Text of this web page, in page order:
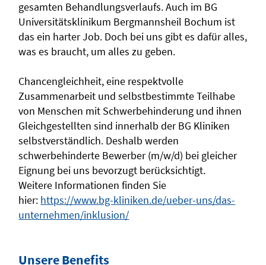
gesamten Behandlungsverlaufs. Auch im BG
Universitätsklinikum Bergmannsheil Bochum ist
das ein harter Job. Doch bei uns gibt es dafür alles,
was es braucht, um alles zu geben.
Chancengleichheit, eine respektvolle
Zusammenarbeit und selbstbestimmte Teilhabe
von Menschen mit Schwerbehinderung und ihnen
Gleichgestellten sind innerhalb der BG Kliniken
selbstverständlich. Deshalb werden
schwerbehinderte Bewerber (m/w/d) bei gleicher
Eignung bei uns bevorzugt berücksichtigt.
Weitere Informationen finden Sie
hier: https://www.bg-kliniken.de/ueber-uns/das-
unternehmen/inklusion/
Unsere Benefits